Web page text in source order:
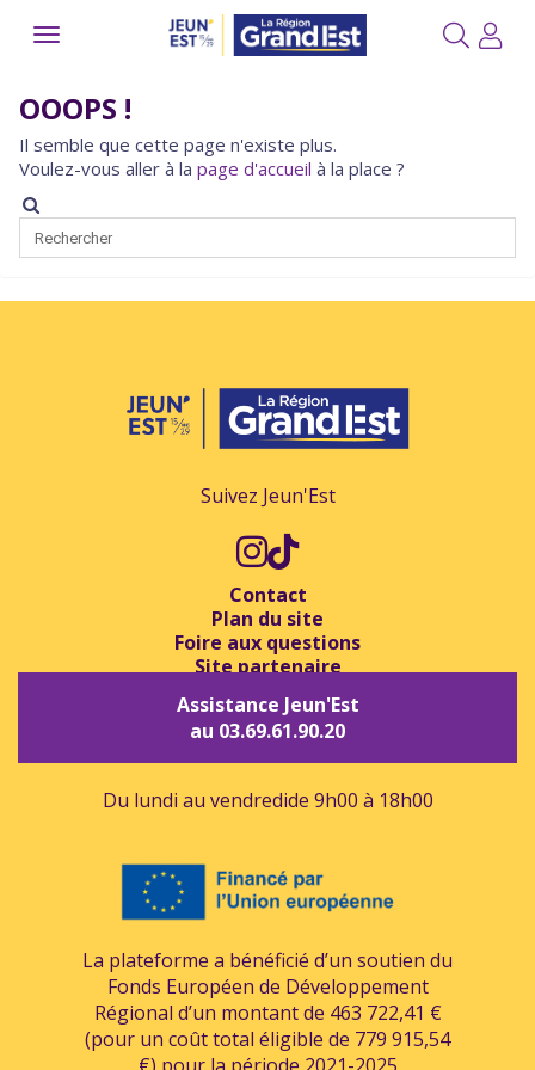
Toggle
OOOPS !
Il semble que cette page n'existe plus.
Voulez-vous aller à la page d'accueil à la place ?
Suivez Jeun'Est
Contact
Plan du site
Foire aux questions
Site partenaire
Assistance Jeun'Est
au 03.69.61.90.20
Du lundi au vendredide 9h00 à 18h00
La plateforme a bénéficié d’un soutien du
Fonds Européen de Développement
Régional d’un montant de 463 722,41 €
(pour un coût total éligible de 779 915,54